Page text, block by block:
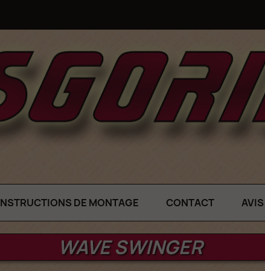
DE MONTAGE CONTACT AVIS
WAVE SWINGER